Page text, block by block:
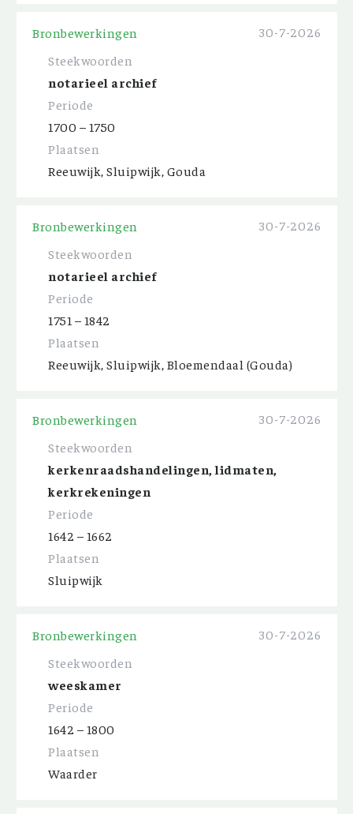
Bronbewerkingen
30-7-2026
Steekwoorden
notarieel archief
Periode
1700 – 1750
Plaatsen
Reeuwijk, Sluipwijk, Gouda
Bronbewerkingen
30-7-2026
Steekwoorden
notarieel archief
Periode
1751 – 1842
Plaatsen
Reeuwijk, Sluipwijk, Bloemendaal (Gouda)
Bronbewerkingen
30-7-2026
Steekwoorden
kerkenraadshandelingen, lidmaten,
kerkrekeningen
Periode
1642 – 1662
Plaatsen
Sluipwijk
Bronbewerkingen
30-7-2026
Steekwoorden
weeskamer
Periode
1642 – 1800
Plaatsen
Waarder